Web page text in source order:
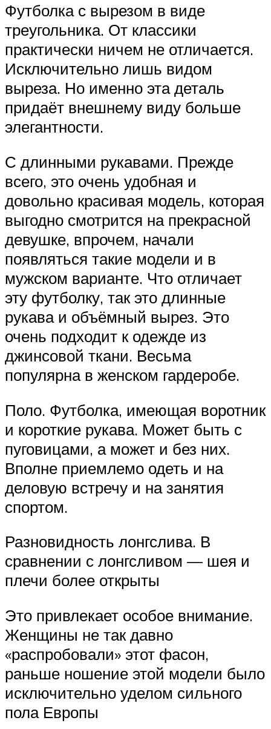
Футболка с вырезом в виде
треугольника. От классики
практически ничем не отличается.
Исключительно лишь видом
выреза. Но именно эта деталь
придаёт внешнему виду больше
элегантности.
С длинными рукавами. Прежде
всего, это очень удобная и
довольно красивая модель, которая
выгодно смотрится на прекрасной
девушке, впрочем, начали
появляться такие модели и в
мужском варианте. Что отличает
эту футболку, так это длинные
рукава и объёмный вырез. Это
очень подходит к одежде из
джинсовой ткани. Весьма
популярна в женском гардеробе.
Поло. Футболка, имеющая воротник
и короткие рукава. Может быть с
пуговицами, а может и без них.
Вполне приемлемо одеть и на
деловую встречу и на занятия
спортом.
Разновидность лонгслива. В
сравнении с лонгсливом — шея и
плечи более открыты
Это привлекает особое внимание.
Женщины не так давно
«распробовали» этот фасон,
раньше ношение этой модели было
исключительно уделом сильного
пола Европы